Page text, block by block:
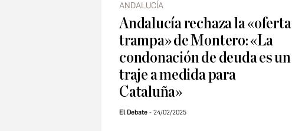
ANDALUCÍA
Andalucía rechaza la «oferta
trampa» de Montero: «La
condonación de deuda es un
traje a medida para
Cataluña»
El Debate 24/02/2025